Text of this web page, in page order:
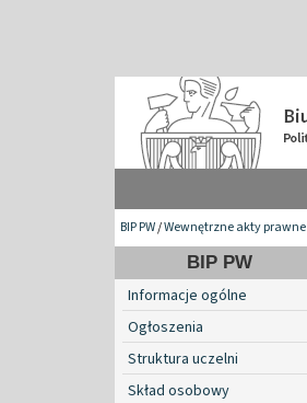
BIP PW/Wewnętrzne akty prawne
BIP PW
Informacje ogólne
Ogłoszenia
Struktura uczelni
Skład osobowy